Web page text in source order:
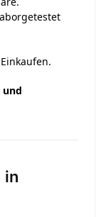
in